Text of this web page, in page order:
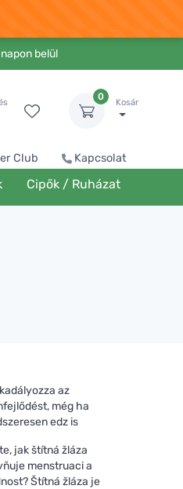
belül
0
Kosár
Club Kapcsolat
Cipők / Ruházat
az
még ha
edz is
jak štítná žláza
menstruaci a
Štítná žláza je